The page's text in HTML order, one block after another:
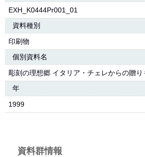
EXH_K0444Pr001_01
資料種別
印刷物
個別資料名
彫刻の理想郷 イタリア・チェレからの贈
年
1999
資料群情報